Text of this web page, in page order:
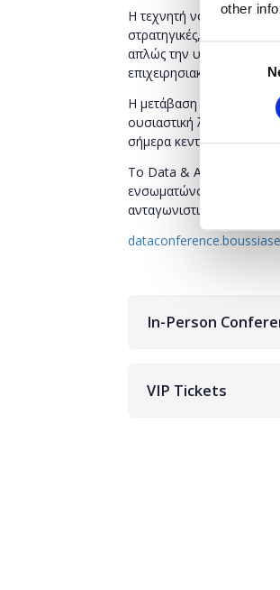
other
Consent
Selection
Η τεχνητή νοημοσύνη
στρατηγικές,
απλώς την υιοθέτηση
επιχειρησιακά
Η μετάβαση από
ουσιαστική λήψη
σήμερα κεντρική
Το Data & AI Conference
ενσωματώνουν
ανταγωνιστικότητα, την
In-Person
VIP Tickets